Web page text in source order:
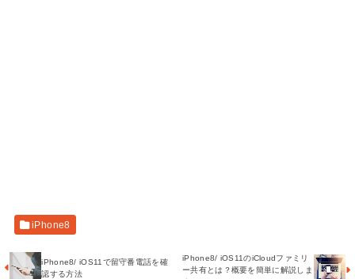
iPhone8
iPhone8/ iOS11で留守番電話を確
認する方法
iPhone8/ iOS11のiCloudファミリ
ー共有とは？概要を簡単に解説しま